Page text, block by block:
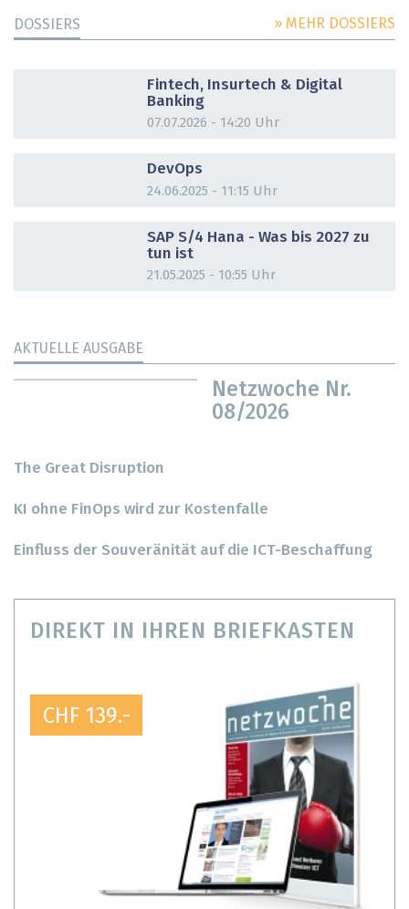
DOSSIERS » MEHR DOSSIERS
Fintech, Insurtech & Digital
Banking
07.07.2026 - 14:20 Uhr
DevOps
24.06.2025 - 11:15 Uhr
SAP S/4 Hana - Was bis 2027 zu
tun ist
21.05.2025 - 10:55 Uhr
AKTUELLE AUSGABE
Netzwoche Nr.
08/2026
The Great Disruption
KI ohne FinOps wird zur Kostenfalle
Einfluss der Souveränität auf die ICT-Beschaffung
DIREKT IN IHREN BRIEFKASTEN
CHF 139.-